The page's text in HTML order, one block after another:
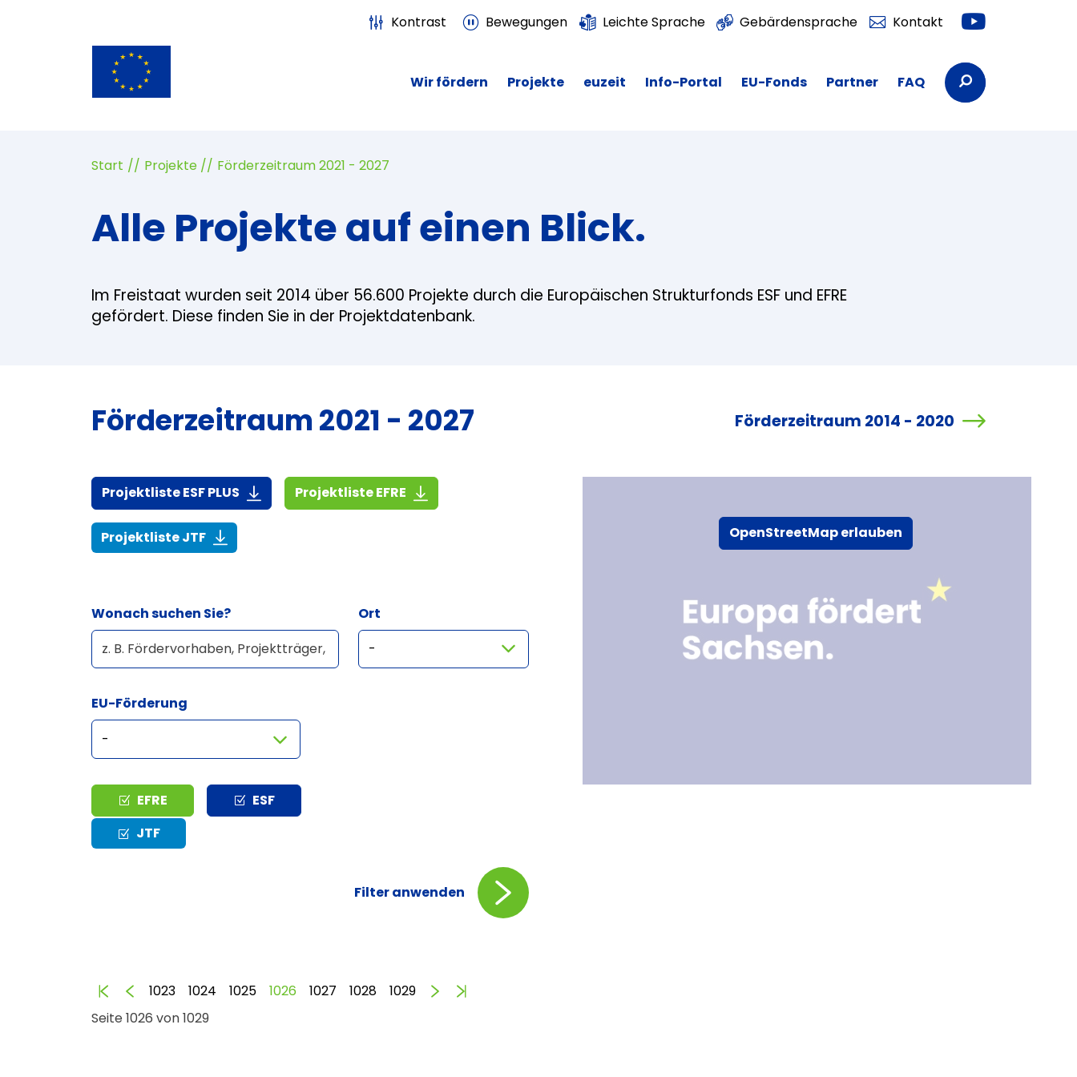
Kontrast Bewegungen Leichte Sprache Gebärdensprache Kontakt Youtube
Wir fördern Projekte euzeit Info-Portal EU-Fonds Partner FAQ Suchbegriffe
Start Projekte Förderzeitraum 2021 - 2027
Alle Projekte auf einen Blick.
Im Freistaat wurden seit 2014 über 56.600 Projekte durch die Europäischen Strukturfonds ESF und EFRE
gefördert. Diese finden Sie in der Projektdatenbank.
Förderzeitraum 2021 - 2027 Förderzeitraum 2014 - 2020
Projektliste ESF PLUS (916,7 KiB)Projektliste EFRE (1,4 MiB)
Projektliste JTF(268,6 KiB)
Wonach suchen Sie? Ort
EU-Förderung
Typ EFRE
ESF
JTF
Filter anwenden
Seite 1026 von 1029
AnfangZurück
1023 1024 1025 1026 1027 1028 1029 Vorwärts
OpenStreetMap erlauben